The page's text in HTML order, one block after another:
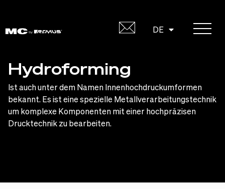
content
DE
Hydroforming
Ist auch unter dem Namen Innenhochdruckumformen
bekannt. Es ist eine spezielle Metallverarbeitungstechnik
um komplexe Komponenten mit einer hochpräzisen
Drucktechnik zu bearbeiten.